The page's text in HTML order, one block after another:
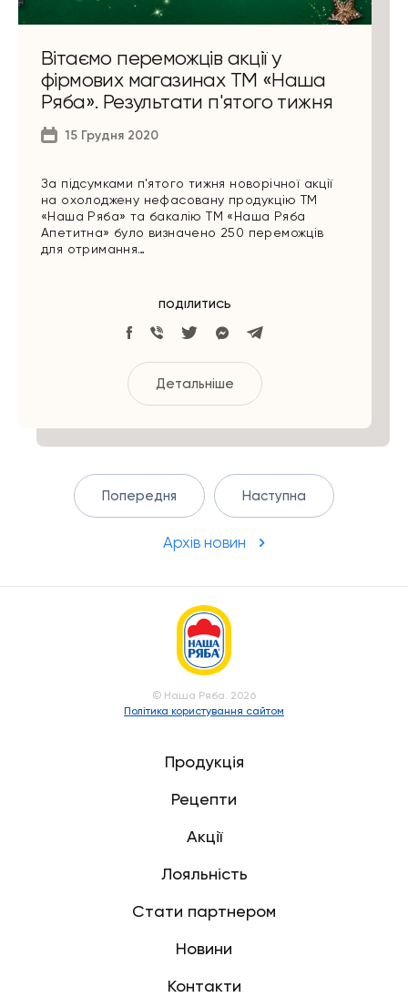
Вітаємо переможців акції у
фірмових магазинах ТМ «Наша
Ряба». Результати п'ятого тижня
15 Грудня 2020
За підсумками п'ятого тижня новорічної акції
на охолоджену нефасовану продукцію ТМ
«Наша Ряба» та бакалію ТМ «Наша Ряба
Апетитна» було визначено 250 переможців
для отримання…
Детальніше
ПОДІЛИТИСЬ
Архів новин
Попередня Наступна
© Наша Ряба. 2026
Політика користування сайтом
Продукція
Рецепти
Акції
Лояльність
Стати партнером
Новини
Контакти